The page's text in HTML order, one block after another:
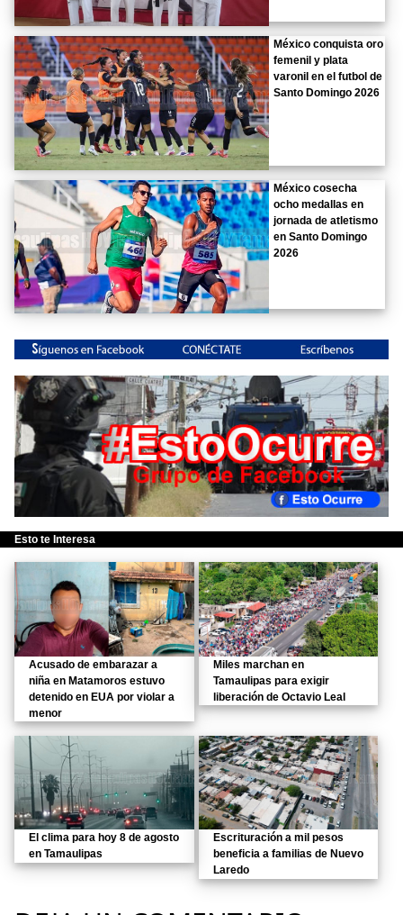
México conquista oro
femenil y plata
varonil en el futbol de
Santo Domingo 2026
México cosecha
ocho medallas en
jornada de atletismo
en Santo Domingo
2026
Esto te Interesa
Acusado de embarazar a
niña en Matamoros estuvo
detenido en EUA por violar a
menor
Miles marchan en
Tamaulipas para exigir
liberación de Octavio Leal
El clima para hoy 8 de agosto
en Tamaulipas
Escrituración a mil pesos
beneficia a familias de Nuevo
Laredo